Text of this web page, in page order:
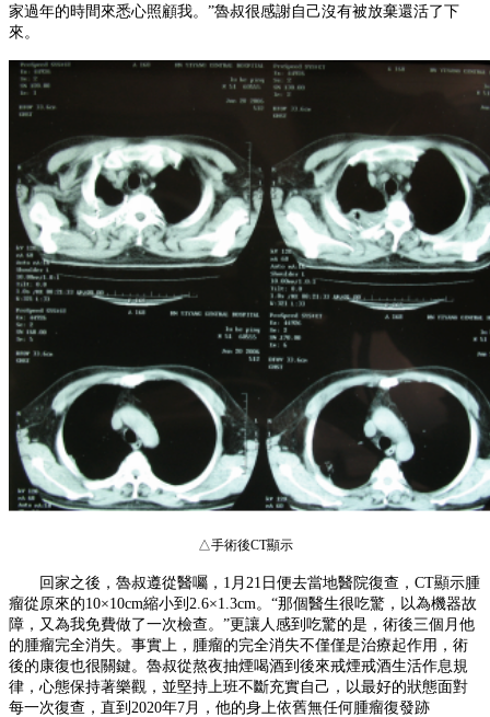
家過年的時間來悉心照顧我。 ”魯叔很感謝自己沒有被放棄還活了下
來。
△手術後CT顯示
回家之後，魯叔遵從醫囑， 1 月 21 日便去當地醫院復查， CT顯示腫
瘤從原來的10×10cm縮小到 2.6×1.3cm。 “那個醫生很吃驚，以為機器故
障，又為我免費做了一次檢查。 ”更讓人感到吃驚的是，術後三個月他
的腫瘤完全消失。事實上，腫瘤的完全消失不僅僅是治療起作用，術
後的康復也很關鍵。魯叔從熬夜抽煙喝酒到後來戒煙戒酒生活作息規
律，心態保持著樂觀，並堅持上班不斷充實自己，以最好的狀態面對
每一次復查，直到 2020年7月，他的身上依舊無任何腫瘤復發跡